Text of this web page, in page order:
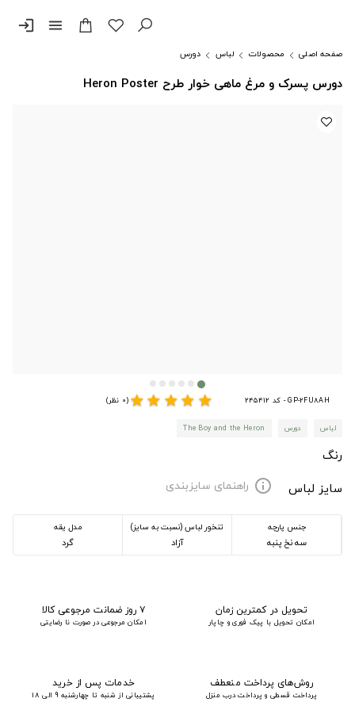
menu
login
صفحه اصلی محصولات لباس دورس
دورس پسرک و مرغ ماهی خوار طرح Heron Poster
GP-2FU8AH - کد 245412 star
star
star
star
star(0 نظر)
لباس دورس The Boy and the Heron
رنگ
سایز لباس
info راهنمای سایزبندی
جنس پارچه
سه نخ پنبه
تنخور لباس (نسبت به سایز)
آزاد
مدل یقه
گرد
تحویل در کمترین زمان
امکان تحویل با پیک فوری و چاپار
۷ روز ضمانت مرجوعی کالا
امکان مرجوعی در صورت نا رضایتی
روش‌های پرداخت منعطف
پرداخت قسطی و پرداخت درب منزل
خدمات پس از خرید
پشتیبانی از شنبه تا چهارشنبه 9 الی 18